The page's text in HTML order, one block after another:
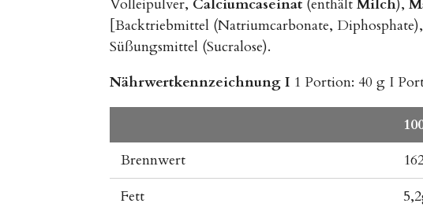
Volleipulver, Calciumcaseinat (enthält Milch),
[Backtriebmittel (Natriumcarbonate,
Süßungsmittel (Sucralose).
Nährwertkennzeichnung I 1 Portion: 40 g I
Brennwert
Fett